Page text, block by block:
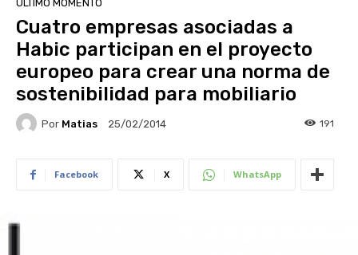
ULTIMO MOMENTO
Cuatro empresas asociadas a
Habic participan en el proyecto
europeo para crear una norma de
sostenibilidad para mobiliario
Por Matias 25/02/2014 191
Facebook X WhatsApp